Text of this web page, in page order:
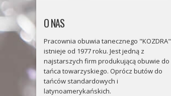
O NAS
Pracownia obuwia tanecznego "KOZDRA"
istnieje od 1977 roku. Jest jedną z
najstarszych firm produkującą obuwie do
tańca towarzyskiego. Oprócz butów do
tańców standardowych i
latynoamerykańskich.